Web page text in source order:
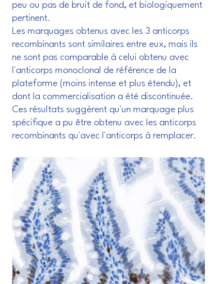
peu ou pas de bruit de fond, et biologiquement
pertinent.
Les marquages obtenus avec les 3 anticorps
recombinants sont similaires entre eux, mais ils
ne sont pas comparable à celui obtenu avec
l'anticorps monoclonal de référence de la
plateforme (moins intense et plus étendu), et
dont la commercialisation a été discontinuée.
Ces résultats suggèrent qu'un marquage plus
spécifique a pu être obtenu avec les anticorps
recombinants qu'avec l'anticorps à remplacer.